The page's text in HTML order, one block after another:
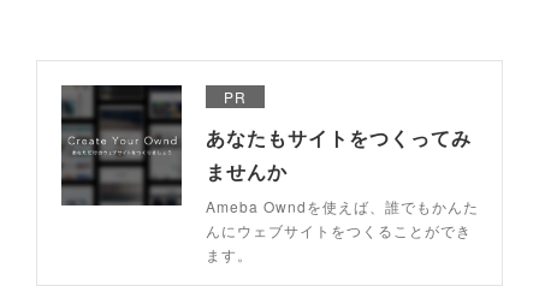
PR
あなたもサイトをつくってみ
ませんか
Ameba Owndを使えば、誰でもかんた
んにウェブサイトをつくることができ
ます。